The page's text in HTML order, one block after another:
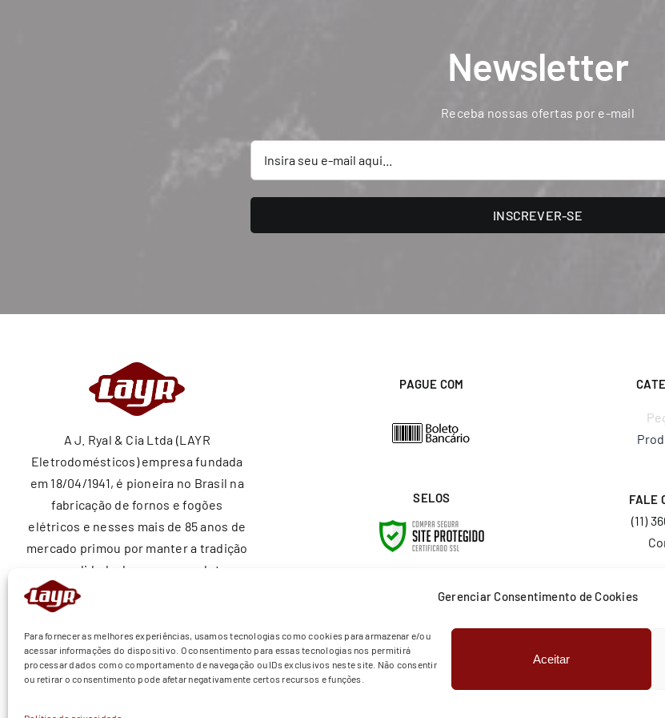
Gerenciar Consentimento de Cookies
Para fornecer as melhores experiências, usamos tecnologias como cookies para armazenar e/ou
acessar informações do dispositivo. O consentimento para essas tecnologias nos permitirá
processar dados como comportamento de navegação ou IDs exclusivos neste site. Não consentir
ou retirar o consentimento pode afetar negativamente certos recursos e funções.
Aceitar
Newsletter
Receba nossas ofertas por e-mail
INSCREVER-SE
A J. Ryal & Cia Ltda (LAYR
Eletrodomésticos) empresa fundada
em 18/04/1941, é pioneira no Brasil na
fabricação de fornos e fogões
elétricos e nesses mais de 85 anos de
mercado primou por manter a tradição
e a qualidade de nossos produtos
ajudando a construir sonhos nos lares
PAGUE COM
SELOS FALE
(11)
© Copyright 2026 | Todos os direitos reservados |